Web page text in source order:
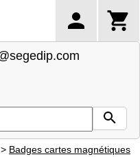
> Badges cartes magnétiques